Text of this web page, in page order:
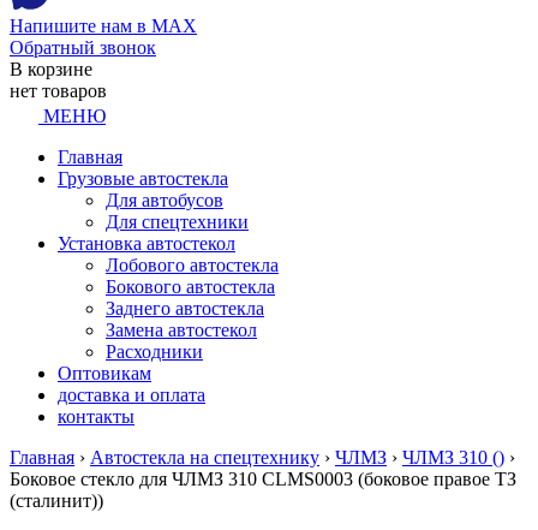
Напишите нам в MAX
Обратный звонок
В корзине
нет товаров
МЕНЮ
Главная
Грузовые автостекла
Для автобусов
Для спецтехники
Установка автостекол
Лобового автостекла
Бокового автостекла
Заднего автостекла
Замена автостекол
Расходники
Оптовикам
доставка и оплата
контакты
Главная › Автостекла на спецтехнику › ЧЛМЗ › ЧЛМЗ 310 () ›
Боковое стекло для ЧЛМЗ 310 CLMS0003 (боковое правое ТЗ
(сталинит))